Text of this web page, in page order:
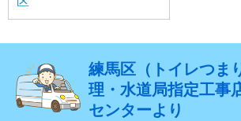
練馬区（トイレつま
理・水道局指定工事
センターより